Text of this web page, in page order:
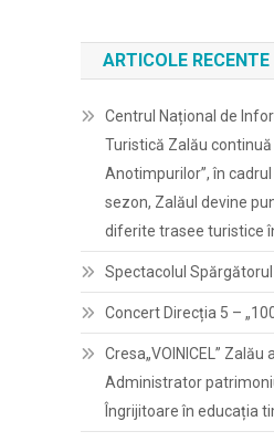
ARTICOLE RECENTE
Centrul Național de
Turistică Zalău continuă
Anotimpurilor”, în
sezon, Zalăul devine
diferite trasee turistice
Spectacolul
Concert Direcția 5 –
Cresa„VOINICEL” Zalău
Administrator
Îngrijitoare în educația